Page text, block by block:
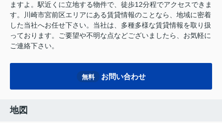
ますよ。駅近くに立地する物件で、徒歩12分程でアクセスできま
す。川崎市宮前区エリアにある賃貸情報のことなら、地域に密着
した当社へお任せ下さい。当社は、多種多様な賃貸情報を取り扱
っております。ご要望や不明な点などございましたら、お気軽に
ご連絡下さい。
無料 お問い合わせ
地図